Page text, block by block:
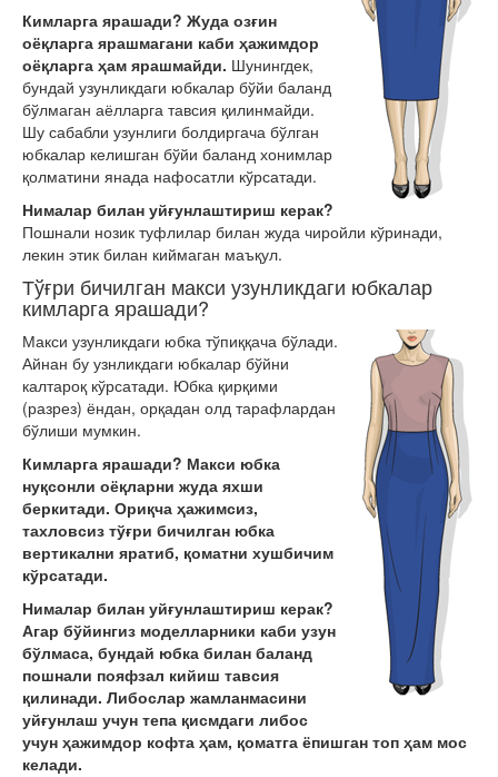
Кимларга ярашади? Жуда озғин
оёқларга ярашмагани каби ҳажимдор
оёқларга ҳам ярашмайди. Шунингдек,
бундай узунликдаги юбкалар бўйи баланд
бўлмаган аёлларга тавсия қилинмайди.
Шу сабабли узунлиги болдиргача бўлган
юбкалар келишган бўйи баланд хонимлар
қолматини янада нафосатли кўрсатади.
Нималар билан уйғунлаштириш керак?
Пошнали нозик туфлилар билан жуда чиройли кўринади,
лекин этик билан киймаган маъқул.
Тўғри бичилган макси узунликдаги юбкалар
кимларга ярашади?
Макси узунликдаги юбка тўпиққача бўлади.
Айнан бу узнликдаги юбкалар бўйни
калтароқ кўрсатади. Юбка қирқими
(разрез) ёндан, орқадан олд тарафлардан
бўлиши мумкин.
Кимларга ярашади? Макси юбка
нуқсонли оёқларни жуда яхши
беркитади. Ориқча ҳажимсиз,
тахловсиз тўғри бичилган юбка
вертикални яратиб, қоматни хушбичим
кўрсатади.
Нималар билан уйғунлаштириш керак?
Агар бўйингиз моделларники каби узун
бўлмаса, бундай юбка билан баланд
пошнали пояфзал кийиш тавсия
қилинади. Либослар жамланмасини
уйғунлаш учун тепа қисмдаги либос
учун ҳажимдор кофта ҳам, қоматга ёпишган топ ҳам мос
келади.